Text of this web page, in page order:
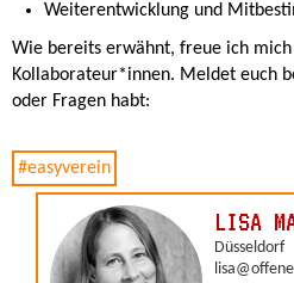
Weiterentwicklung und
Wie bereits erwähnt, freue ich
Kollaborateur*innen. Meldet euch
oder Fragen habt: